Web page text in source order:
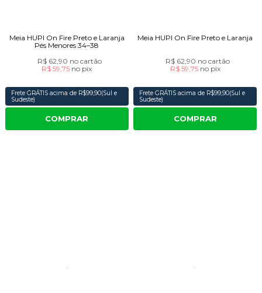
Meia HUPI On Fire Preto e Laranja
Pés Menores 34–38
R$ 62,90 no cartão
R$ 59,75 no pix
Frete GRÁTIS acima de R$99,90(Sul e
Sudeste)
COMPRAR
Meia HUPI On Fire Preto e Laranja
R$ 62,90 no cartão
R$ 59,75 no pix
Frete GRÁTIS acima de R$99,90(Sul e
Sudeste)
COMPRAR